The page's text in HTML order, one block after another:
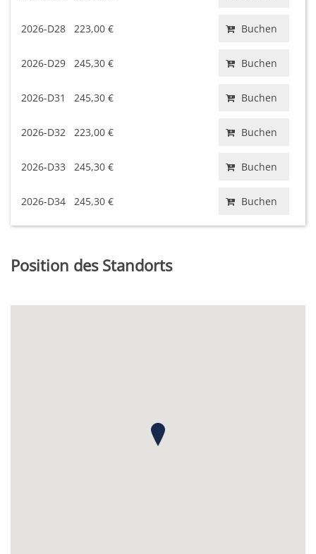
2026-D28 223,00 € Buchen
2026-D29 245,30 € Buchen
2026-D31 245,30 € Buchen
2026-D32 223,00 € Buchen
2026-D33 245,30 € Buchen
2026-D34 245,30 € Buchen
Position des Standorts